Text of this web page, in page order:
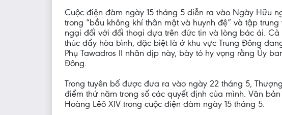
Cuộc điện đàm ngày 15 tháng 5 diễn ra vào Ngày Hữu
trong “bầu không khí thân mật và huynh đệ” và tập
ngại đối với đối thoại dựa trên đức tin và lòng bác ái.
thúc đẩy hòa bình, đặc biệt là ở khu vực Trung Đông
Phụ Tawadros II nhân dịp này, bày tỏ hy vọng rằng Ủy
Đông.
Trong tuyên bố được đưa ra vào ngày 22 tháng 5,
điểm thứ năm trong số các quyết định của mình. Văn
Hoàng Lêô XIV trong cuộc điện đàm ngày 15 tháng 5.